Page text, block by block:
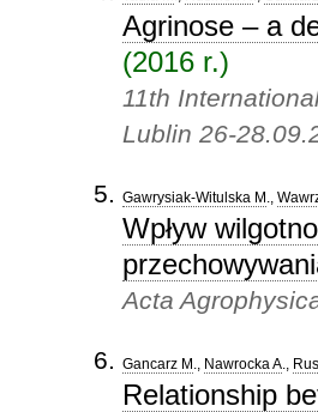
Agrinose – a
(2016 r.)
11th
Lublin 26-
Gawrysiak-Witulska M .,
Wpływ
Acta
Gancarz M ., Nawrocka A.,
Relationship